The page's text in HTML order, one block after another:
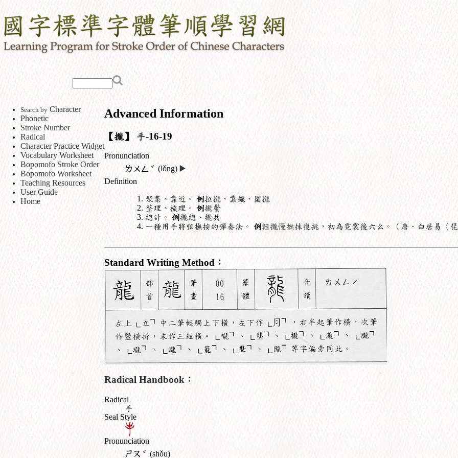
Search by Character
Phonetic
Stroke Number
Radical
Character Practice Widget
Vocabulary Worksheet
Bopomofo Stroke Order
Bopomofo Worksheet
Teaching Resources
User Guide
Home
Advanced Information
【攏】 手-16-19
Pronunciation
ㄌㄨㄥ ˇ (lǒng) ▶️
Definition
聚集、靠近。 例拉攏、靠攏、圍攏
整理、梳理。 例攏鬢
總計。 例攏總、攏共
一種用手將弦撫按的彈奏法。 例輕攏慢撚抹復挑，初為霓裳後六么。（唐．白居易〈
Standard Writing Method：
Radical Handbook：
Radical
手
Seal Style
Pronunciation
ㄕㄡ ˇ (shǒu)